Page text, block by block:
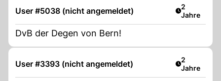
User #5038 (nicht angemeldet) Artikel
2
Jahre
DvB der Degen von Bern!
User #3393 (nicht angemeldet) Artikel
2
Jahre